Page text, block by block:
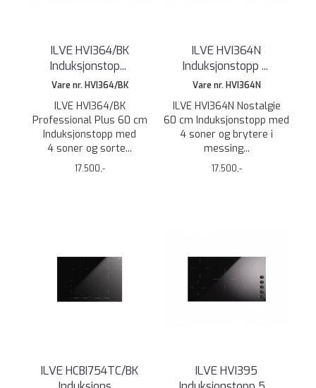
ILVE HVI364/BK
Induksjonstop...
Vare nr. HVI364/BK
ILVE HVI364/BK
Professional Plus 60 cm
Induksjonstopp med
4 soner og sorte...
17.500,-
ILVE HVI364N
Induksjonstopp ...
Vare nr. HVI364N
ILVE HVI364N Nostalgie
60 cm Induksjonstopp med
4 soner og brytere i
messing...
17.500,-
ILVE HCBI754TC/BK
ILVE HVI395